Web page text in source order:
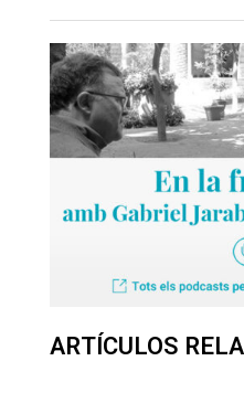
ARTÍCULOS